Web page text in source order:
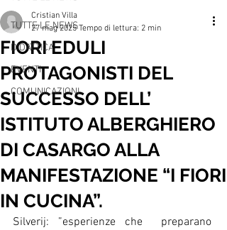
TUTTE LE NEWS
DIDATTICA
EVENTI
COMUNICAZIONI
FIORI EDULI
PROTAGONISTI DEL
SUCCESSO DELL’
ISTITUTO ALBERGHIERO
DI CASARGO ALLA
MANIFESTAZIONE “I FIORI
IN CUCINA”.
Cristian Villa
27 mag 2025 Tempo di lettura: 2 min
Silverij: ”esperienze che  preparano